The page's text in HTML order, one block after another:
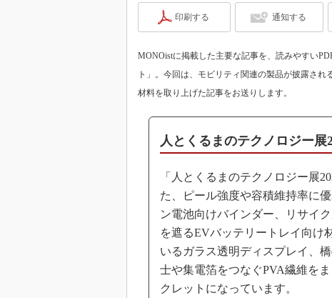
印刷する 通知する
MONOistに掲載した主要な記事を、読みやすい
ト」。今回は、モビリティ関連の製品が披露さ
材料を取り上げた記事をお送りします。
人とくるまのテクノロジー
「人とくるまのテクノロジー展
た、ピール強度や容積維持率に
ン電池向けバインダー、リサイ
を遮るEVバッテリートレイ向け
いるガラス透明ディスプレイ、
士や集電箔をつなぐPVA繊維を
クレットになっています。